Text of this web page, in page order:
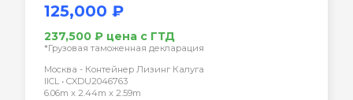
125,000 ₽
237,500 ₽ цена с ГТД
*Грузовая таможенная декларация
Москва - Контейнер Лизинг Калуга
IICL • CXDU2046763
6.06m x 2.44m x 2.59m